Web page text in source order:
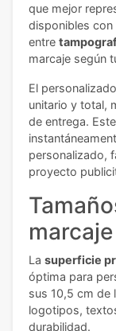
que mejor
disponibles con
entre
marcaje según
El
unitario y total,
de entrega.
personalizado,
proyecto
La superficie
óptima para
sus 10,5 cm de
logotipos,
durabilidad.